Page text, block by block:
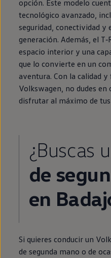
opción. Este modelo
tecnológico avanzado,
seguridad, conectividad
generación. Además, el
espacio interior y una
que lo convierte en un
aventura. Con la calidad
Volkswagen, no dudes en
disfrutar al máximo de
¿Buscas
de
en
Si quieres conducir un
de segunda mano o de